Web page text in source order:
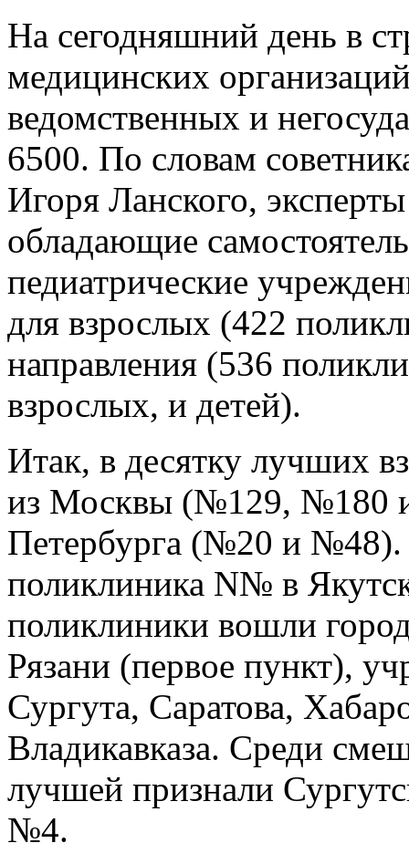
На сегодняшний день в
медицинских
ведомственных и
6500. По словам
Игоря Ланского,
обладающие
педиатрические
для взрослых (422
направления (536
взрослых, и детей).
Итак, в десятку лучших
из Москвы (№129, №180
Петербурга (№20 и №48).
поликлиника N№ в
поликлиники вошли
Рязани (первое пункт),
Сургута, Саратова,
Владикавказа. Среди
лучшей признали
№4.